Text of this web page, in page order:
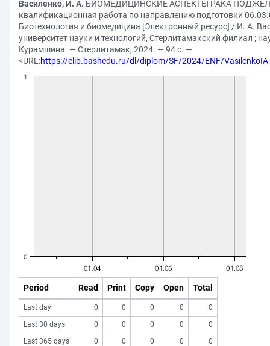
Василенко, И. А. БИОМЕДИЦИНСКИЕ АСПЕКТЫ РАКА
квалификационная работа по направлению подготовки
Биотехнология и биомедицина [Электронный ресурс] / И. А.
университет науки и технологий, Стерлитамакский филиал ;
Курамшина. — Стерлитамак, 2024. — 94 с. —
<URL:https://elib.bashedu.ru/dl/diplom/SF/2024/ENF/
Period Read Print Copy Open Total
Last day 0 0 0 0
0
Last 30 days
0 0 0 0
0
Last 365 days
0 0 0 0
0